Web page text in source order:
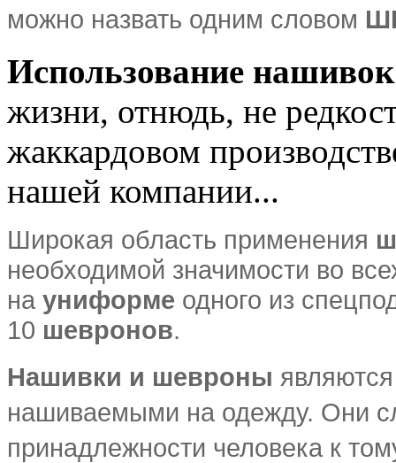
можно назвать одним словом
Использование нашивок
жизни, отнюдь, не
жаккардовом
нашей компании...
Широкая область применения
необходимой значимости во
на униформе одного из
10 шевронов.
Нашивки и шевроны
нашиваемыми на одежду. Они
принадлежности человека к